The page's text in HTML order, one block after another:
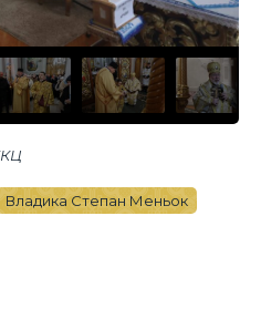
Владика Степан Меньок